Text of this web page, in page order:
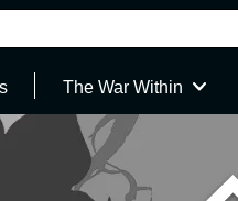
The War Within